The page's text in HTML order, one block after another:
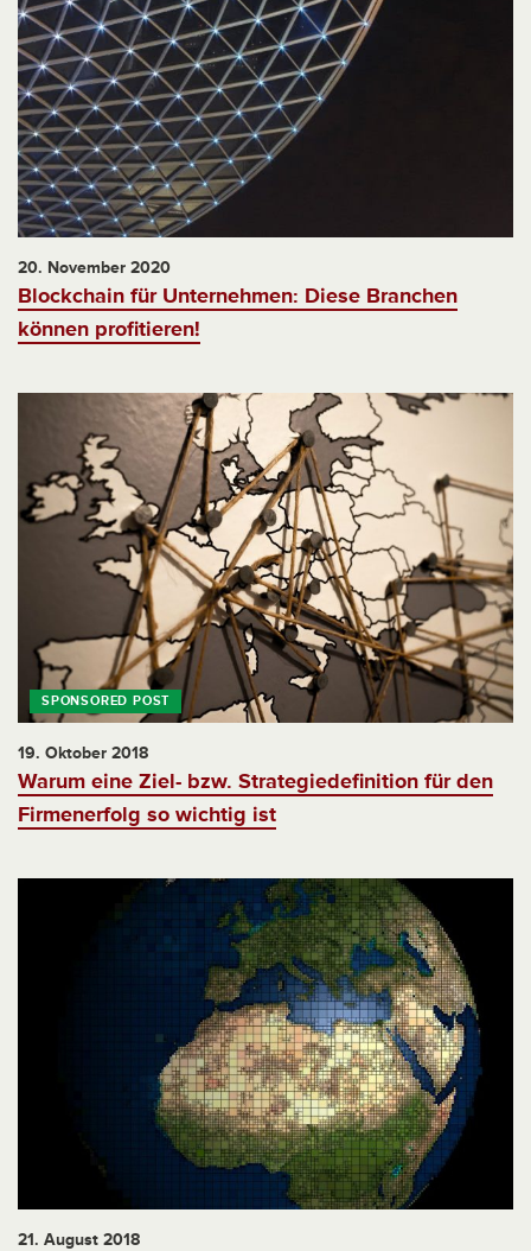
20. November 2020
Blockchain für Unternehmen: Diese Branchen
können profitieren!
19. Oktober 2018
Warum eine Ziel- bzw. Strategiedefinition für den
Firmenerfolg so wichtig ist
21. August 2018